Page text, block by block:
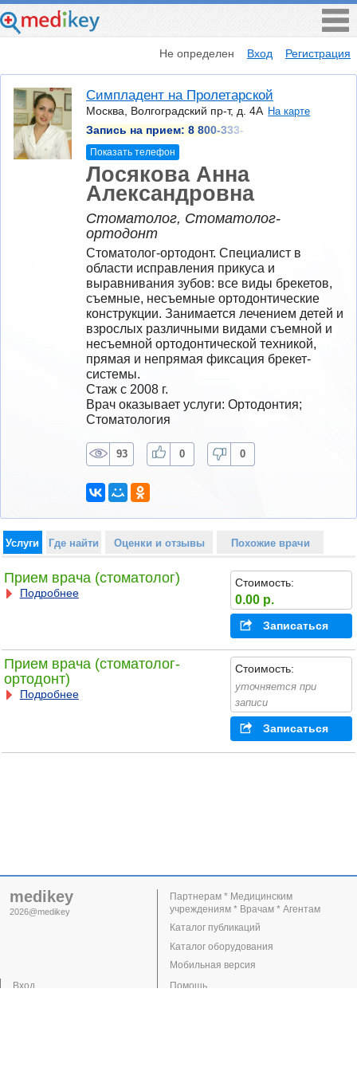
Не определен Вход Регистрация
Симпладент на Пролетарской
Москва, Волгоградский пр-т, д. 4А На карте
Запись на прием: 8 800-333-
Показать телефон
Лосякова Анна
Александровна
Стоматолог, Стоматолог-
ортодонт
Стоматолог-ортодонт. Специалист в
области исправления прикуса и
выравнивания зубов: все виды брекетов,
съемные, несъемные ортодонтические
конструкции. Занимается лечением детей и
взрослых различными видами съемной и
несъемной ортодонтической техникой,
прямая и непрямая фиксация брекет-
системы.
Стаж с 2008 г.
Врач оказывает услуги: Ортодонтия;
Стоматология
93 0 0
Услуги Где найти Оценки и отзывы Похожие врачи
Прием врача (стоматолог)
Подробнее
Стоимость:
0.00 р.
Записаться
Прием врача (стоматолог-
ортодонт)
Подробнее
Стоимость:
уточняется при
записи
Записаться
medikey
2026@medikey
Вход
Партнерам * Медицинским
учреждениям * Врачам * Агентам
Каталог публикаций
Каталог оборудования
Мобильная версия
Помощь